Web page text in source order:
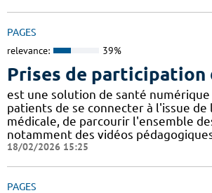
PAGES
relevance: 39%
Prises de participation
est une solution de santé
patients de se connecter à l'issue de
médicale, de parcourir l'ensemble
notamment des vidéos
18/02/2026 15:25
PAGES